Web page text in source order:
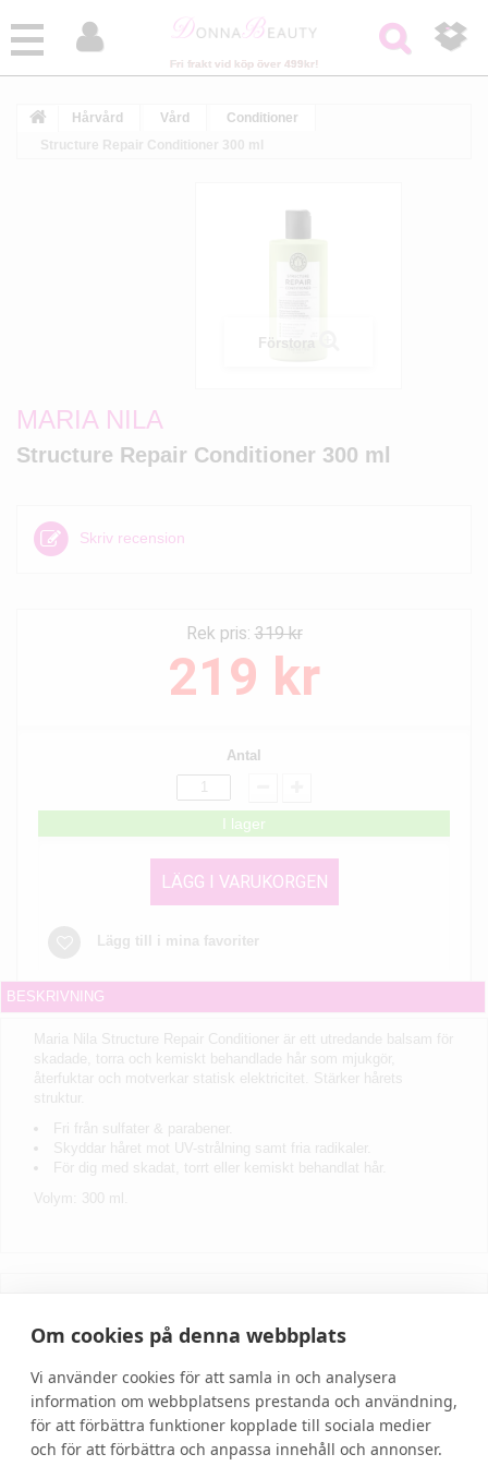
Hårvård Vård
Conditioner
Structure Repair Conditioner 300 ml
Förstora
MARIA NILA
Structure Repair Conditioner 300 ml
Skriv recension
Rek pris:319 kr
219 kr
Antal
I lager
LÄGG I VARUKORGEN
Lägg till i mina favoriter
BESKRIVNING
Maria Nila Structure Repair Conditioner är ett utredande balsam för
skadade, torra och kemiskt behandlade hår som mjukgör,
återfuktar och motverkar statisk elektricitet. Stärker hårets
struktur.
Fri från sulfater & parabener.
Skyddar håret mot UV-strålning samt fria radikaler.
För dig med skadat, torrt eller kemiskt behandlat hår.
Volym: 300 ml.
Fri frakt vid köp över 499kr!
 

Om cookies på denna webbplats
Vi använder cookies för att samla in och analysera
information om webbplatsens prestanda och användning,
för att förbättra funktioner kopplade till sociala medier
och för att förbättra och anpassa innehåll och annonser.